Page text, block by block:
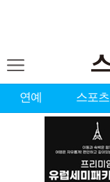
연예 스포츠